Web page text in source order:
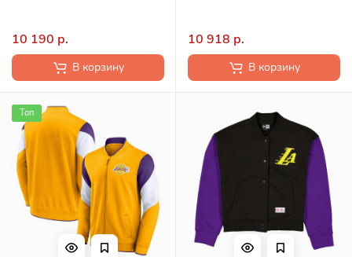
10 190 р.
В корзину
10 918 р.
В корзину
Топ